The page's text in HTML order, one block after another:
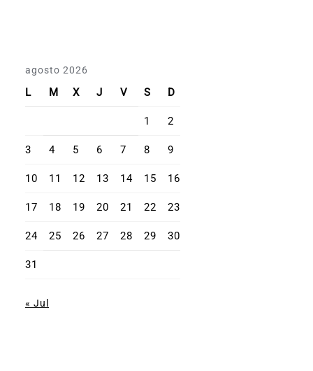
agosto 2026
L M X J V S D
1 2
3 4 5 6 7 8 9
10 11 12 13 14 15 16
17 18 19 20 21 22 23
24 25 26 27 28 29 30
31
« Jul